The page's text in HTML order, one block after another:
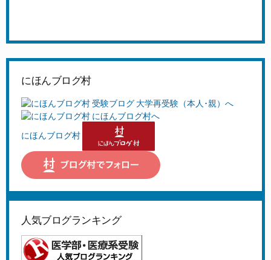
にほんブログ村
にほんブログ村
人気ブログランキング